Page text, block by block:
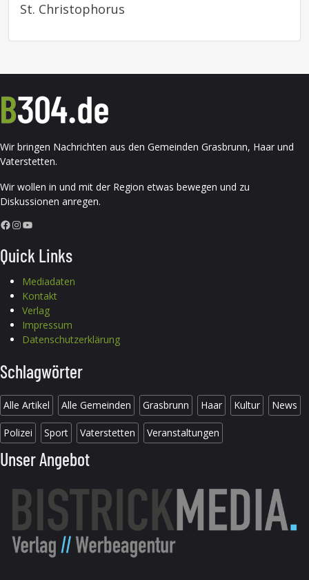
St. Christophorus
Wir bringen Nachrichten aus den Gemeinden Grasbrunn, Haar und
Vaterstetten.
Wir wollen in und mit der Region etwas bewegen und zu
Diskussionen anregen.
Facebook InstagramYouTube
Quick Links
Mediadaten
Kontakt
Verlag
Impressum
Datenschutzerklärung
Schlagwörter
Alle Artikel Alle Gemeinden Grasbrunn Haar Kultur News
Polizei Sport Vaterstetten Veranstaltungen
Unser Angebot